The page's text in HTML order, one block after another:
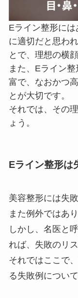
Eライン整形に
に適切だと思わ
とで、理想の横
また、Eライン
富で、なおかつ
とが大切です。
それでは、その
ょう。
Eライン整形は
美容整形には失
また例外ではあり
しかし、名医と
れば、失敗のリ
それではここで
る失敗例につい